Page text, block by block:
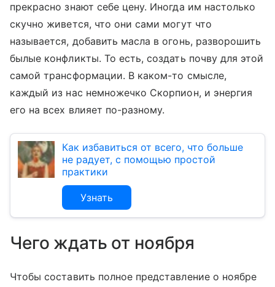
прекрасно знают себе цену. Иногда им настолько
скучно живется, что они сами могут что
называется, добавить масла в огонь, разворошить
былые конфликты. То есть, создать почву для этой
самой трансформации. В каком-то смысле,
каждый из нас немножечко Скорпион, и энергия
его на всех влияет по-разному.
Как избавиться от всего, что больше
не радует, с помощью простой
практики
Узнать
Чего ждать от ноября
Чтобы составить полное представление о ноябре